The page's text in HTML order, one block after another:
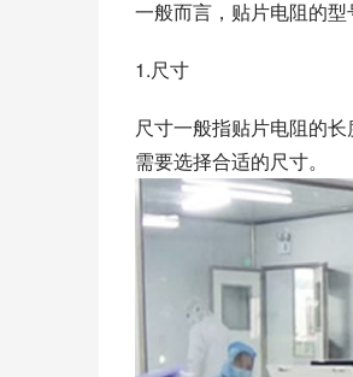
一般而言，贴片电阻的
1.尺寸
尺寸一般指贴片电阻的
需要选择合适的尺寸。